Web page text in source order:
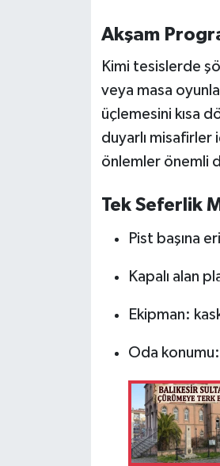
Akşam
Kimi tesislerde
veya masa
üçlemesini kısa
duyarlı misafirler
önlemler önemli
Tek Seferlik
Pist başına
Kapalı alan
Ekipman:
Oda